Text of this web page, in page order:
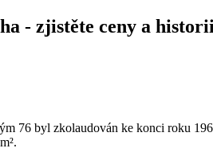
- zjistěte ceny a
76 byl zkolaudován ke konci roku